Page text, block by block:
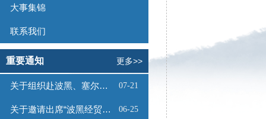
大事集锦
联系我们
重要通知 更多>>
关于组织赴波黑、塞尔维亚商务考察的函 07-21
关于邀请出席“波黑经贸投资推介会”的函 06-25